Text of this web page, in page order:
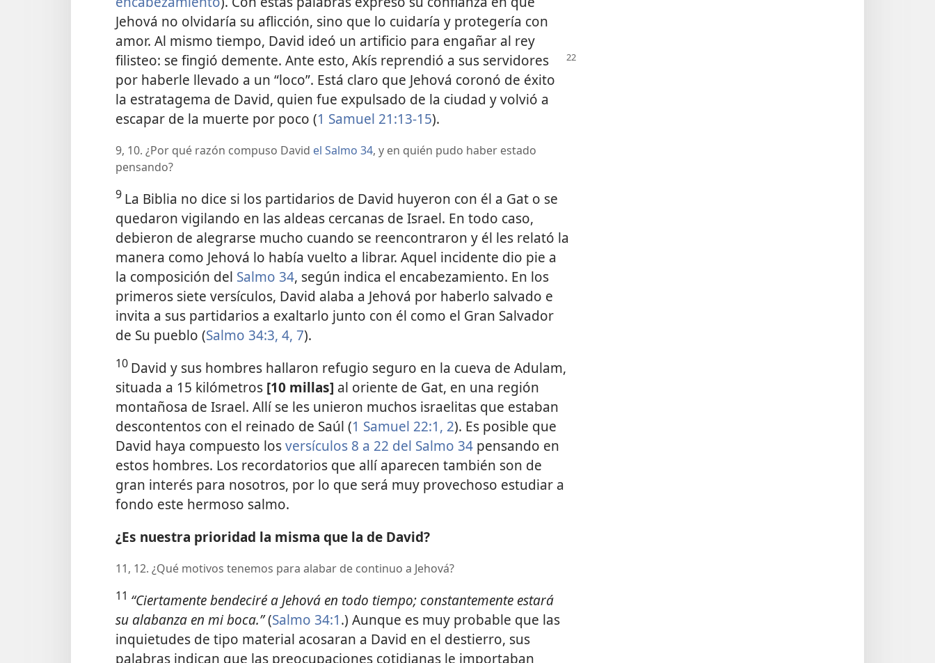
Jehová no olvidaría su aflicción, sino que lo cuidaría y protegería con
amor. Al mismo tiempo, David ideó un artificio para engañar al rey
filisteo: se fingió demente. Ante esto, Akís reprendió a sus servidores
por haberle llevado a un “loco”. Está claro que Jehová coronó de éxito
la estratagema de David, quien fue expulsado de la ciudad y volvió a
escapar de la muerte por poco (1 Samuel 21:13-15).
9, 10. ¿Por qué razón compuso David el Salmo 34, y en quién pudo haber estado
pensando?
9 La Biblia no dice si los partidarios de David huyeron con él a Gat o se
quedaron vigilando en las aldeas cercanas de Israel. En todo caso,
debieron de alegrarse mucho cuando se reencontraron y él les relató la
manera como Jehová lo había vuelto a librar. Aquel incidente dio pie a
la composición del Salmo 34, según indica el encabezamiento. En los
primeros siete versículos, David alaba a Jehová por haberlo salvado e
invita a sus partidarios a exaltarlo junto con él como el Gran Salvador
de Su pueblo (Salmo 34:3, 4, 7).
10 David y sus hombres hallaron refugio seguro en la cueva de Adulam,
situada a 15 kilómetros [10 millas] al oriente de Gat, en una región
montañosa de Israel. Allí se les unieron muchos israelitas que estaban
descontentos con el reinado de Saúl (1 Samuel 22:1, 2). Es posible que
David haya compuesto losversículos 8 a 22 del Salmo 34 pensando en
estos hombres. Los recordatorios que allí aparecen también son de
gran interés para nosotros, por lo que será muy provechoso estudiar a
fondo este hermoso salmo.
¿Es nuestra prioridad la misma que la de David?
11, 12. ¿Qué motivos tenemos para alabar de continuo a Jehová?
11 “Ciertamente bendeciré a Jehová en todo tiempo; constantemente estará
su alabanza en mi boca.”(Salmo 34:1.) Aunque es muy probable que las
inquietudes de tipo material acosaran a David en el destierro, sus
palabras indican que las preocupaciones cotidianas le importaban